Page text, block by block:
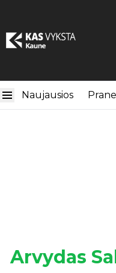
Naujausios
Arvydas